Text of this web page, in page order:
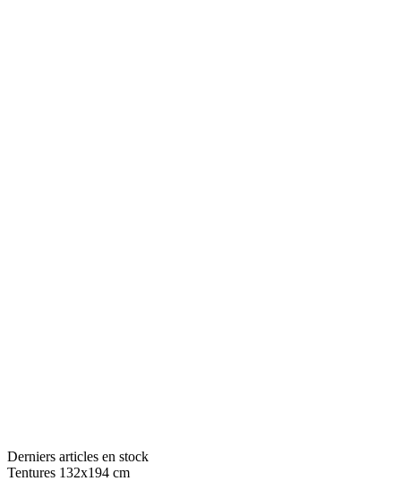
Derniers articles en stock
Tentures 132x194 cm